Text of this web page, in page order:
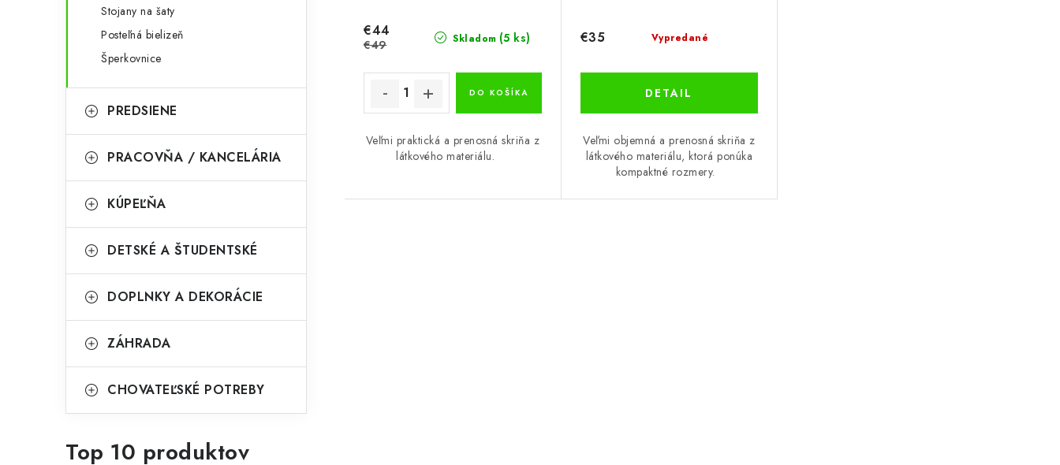
Stojany na šaty
Posteľná bielizeň
Šperkovnice
PREDSIENE
PRACOVŇA / KANCELÁRIA
KÚPEĽŇA
DETSKÉ A ŠTUDENTSKÉ
DOPLNKY A DEKORÁCIE
ZÁHRADA
CHOVATEĽSKÉ POTREBY
Top 10 produktov
k
t
o
v
Skladom (5 ks)
€44
€49
DO KOŠÍKA
Veľmi praktická a prenosná skriňa z
látkového materiálu.
Vypredané
€35
DETAIL
Veľmi objemná a prenosná skriňa z
látkového materiálu, ktorá ponúka
kompaktné rozmery.